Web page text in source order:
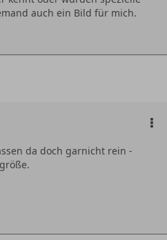
auch ein Bild für mich.
da doch garnicht rein -